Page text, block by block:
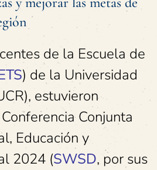
de la Escuela de
) de la Universidad
estuvieron
Conjunta
Educación y
2024 (SWSD, por sus